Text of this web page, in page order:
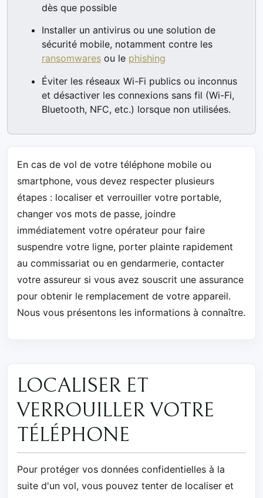
dès que possible
Installer un antivirus ou une solution de
sécurité mobile, notamment contre les
ransomwaresou le phishing
Éviter les réseaux Wi-Fi publics ou inconnus
et désactiver les connexions sans fil (Wi-Fi,
Bluetooth, NFC, etc.) lorsque non utilisées.
En cas de vol de votre téléphone mobile ou
smartphone, vous devez respecter plusieurs
étapes : localiser et verrouiller votre portable,
changer vos mots de passe, joindre
immédiatement votre opérateur pour faire
suspendre votre ligne, porter plainte rapidement
au commissariat ou en gendarmerie, contacter
votre assureur si vous avez souscrit une assurance
pour obtenir le remplacement de votre appareil.
Nous vous présentons les informations à connaître.
LOCALISER ET
VERROUILLER VOTRE
TÉLÉPHONE
Pour protéger vos données confidentielles à la
suite d'un vol, vous pouvez tenter de localiser et